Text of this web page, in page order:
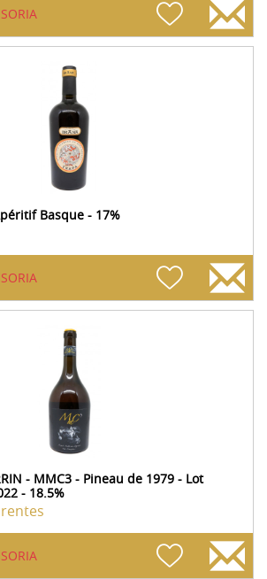
Basque - 17%
- MMC3 - Pineau de 1979 - Lot
- 18.5%